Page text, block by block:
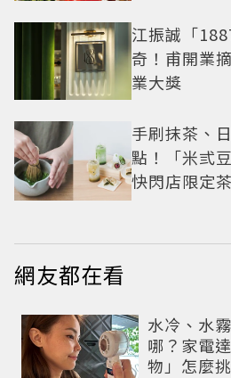
江振誠「
奇！甫開業
業大獎
手刷抹茶、
點！「米弎
快閃店限定
網友都在看
水冷、水
哪？家電
物」怎麼挑